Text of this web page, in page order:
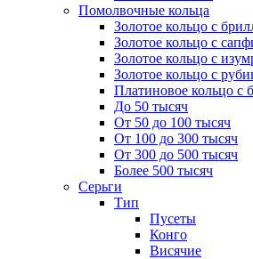
Помолвочные кольца
Золотое кольцо с
Золотое кольцо с
Золотое кольцо с
Золотое кольцо с
Платиновое кольцо с
До 50 тысяч
От 50 до 100 тысяч
От 100 до 300 тысяч
От 300 до 500 тысяч
Более 500 тысяч
Серьги
Тип
Пусеты
Конго
Висячие